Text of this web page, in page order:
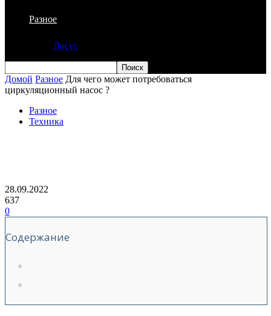
Разное
Досуг
Домой Разное Для чего может потребоваться
циркуляционный насос ?
Разное
Техника
28.09.2022
637
0
Содержание